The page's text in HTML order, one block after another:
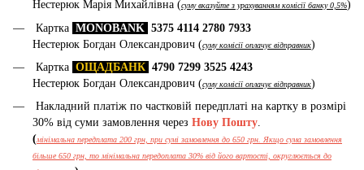
Нестерюк Марія Михайлівна (суму вказуйте з урахуванням комісії банку 0,5%)
Картка MONOBANK 5375 4114 2780 7933
Нестерюк Богдан Олександрович (суму комісії оплачує відправник)
Картка ОЩАДБАНК 4790 7299 3525 4243
Нестерюк Богдан Олександрович (суму комісії оплачує відправник)
Накладний платіж по частковій передплаті на картку в розмірі
30% від суми замовлення через Нову Пошту.
(мінімальна передплата 200 грн, при сумі замовлення до 650 грн. Якщо сума замовлення
більше 650 грн, то мінімальна передоплата 30% від його вартості, округлюється до